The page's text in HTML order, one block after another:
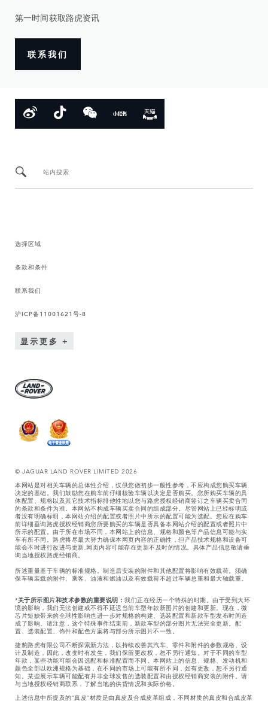
第一时间获取路虎资讯
联系我们
站内搜索
选择区域
条款和条件
联系我们
沪ICP备11001621号-8
显示更多
© JAGUAR LAND ROVER LIMITED 2026
本网站是对相关车辆的总体性介绍，仅供您做初步一般性参考，不应构成您购买车辆
决定的基础。我们鼓励您在购车前仔细核验车辆以决定是否购买。您所购买车辆的具
体配置、规格以及其它技术指标排他性地以您与路虎授权经销商签订之车辆买卖合同
的条款和条件为准。本网站不构成车辆买卖合同的组成部分。尽管网站上已经标明或
者没有明确标明，本网站介绍的配置或者照片中所示的配置可能为选配。您应在购车
前详细垂询路虎授权经销商您所要购买的车辆是否具备本网站介绍的配置或者照片中
所示的配置。由于所在市场不同，本网站上的信息、规格和颜色等产品信息可能与实
车有所不同。路虎将尽最大努力确保本网页内容的正确性，但产品技术规格和设备可
能会不时进行改进与更新,网页内容可能存在更新不及时的情况。具体产品信息敬请垂
询当地授权路虎经销商。
所述重量基于车辆的标准规格。制造后安装的附件和其他配置将影响有效载荷。须确
保车辆装载的附件、乘客、油液和燃油以及有效载荷不超过车辆总重和最大轴载重。
*关于所示图片和技术参数的重要说明： 我们正在经历一个特殊的时期。由于受到大环
境的影响，我们无法创建或不得不延迟当前车型年款新图片的创建和更新。现在，微
芯片短缺带来的全球性影响也进一步对规格的构建、选装配置和新款车型发布时间造
成了影响。请注意，这个特殊事件结束前，新款车型的部分图片无法完全更新。配
置、选装配置、饰件和配色方案将与部分所示图片不一致。
捷豹路虎有限公司不断探索新方法，以持续改善其汽车、零件和附件的参数规格、设
计及制造，因此，改变时有发生，我们保留更改权，恕不另行通知。对于不同的车型
年款，某些功能可能会因选配和标准配置而不同。本网站上的信息、规格、发动机和
颜色全部以欧洲规格为基础，在不同的市场上可能有所不同，如有更改，恕不另行通
知。某些展示车辆可能配有并非全球发售的选装配置和由授权经销商安装的附件。请
与当地授权经销商联系，了解当地的供货情况和实际价格。
上述信息中所提及的“真皮”材质是由真皮及合成皮革组成，不同材质的真皮和合成皮革